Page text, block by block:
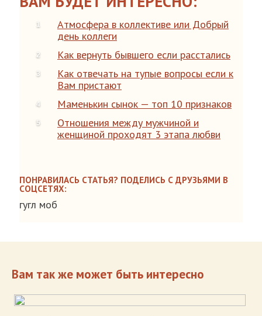
Атмосфера в коллективе или Добрый
день коллеги
Как вернуть бывшего если расстались
Как отвечать на тупые вопросы если к
Вам пристают
Маменькин сынок — топ 10 признаков
Отношения между мужчиной и
женщиной проходят 3 этапа любви
ПОНРАВИЛАСЬ СТАТЬЯ? ПОДЕЛИСЬ С ДРУЗЬЯМИ В
СОЦСЕТЯХ:
гугл моб
Вам так же может быть интересно